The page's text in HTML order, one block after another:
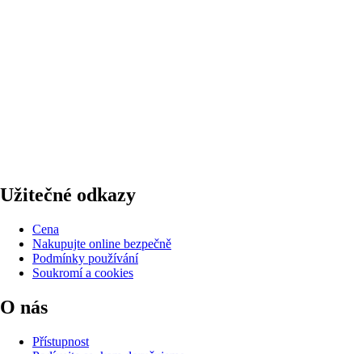
Užitečné odkazy
Cena
Nakupujte online bezpečně
Podmínky používání
Soukromí a cookies
O nás
Přístupnost